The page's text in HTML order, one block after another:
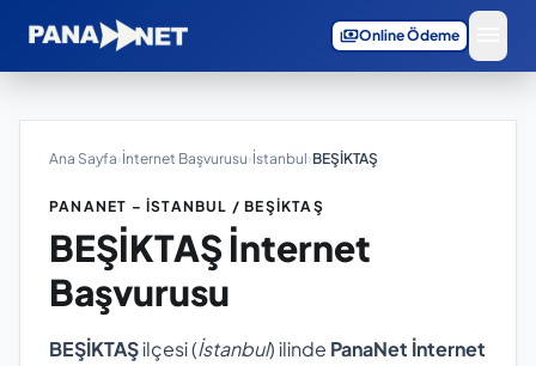
paymentsOnline Ödeme
Ana Sayfa›İnternet Başvurusu›İstanbul›BEŞİKTAŞ
PANANET – İSTANBUL / BEŞİKTAŞ
BEŞİKTAŞ İnternet
Başvurusu
BEŞİKTAŞilçesi (İstanbul) ilinde PanaNet İnternet